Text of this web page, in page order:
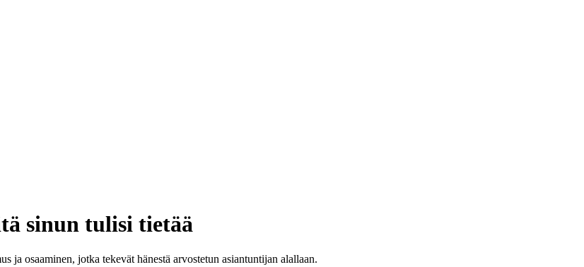
sinun tulisi tietää
ja osaaminen, jotka tekevät hänestä arvostetun asiantuntijan alallaan.